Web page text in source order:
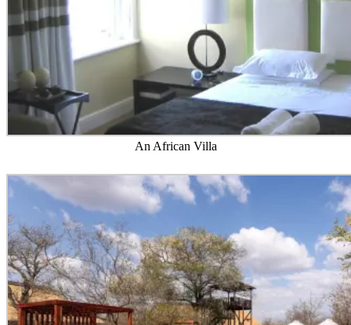
An African Villa